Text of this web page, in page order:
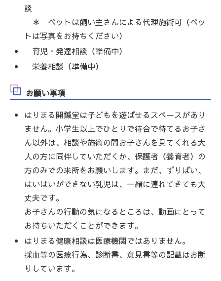
談
＊ ペットは飼い主さんによる代理施術可（ペッ
トは写真をお持ちください）
育児・発達相談（準備中）
栄養相談（準備中）
お願い事項
はりまる開鍼堂は子どもを遊ばせるスペースがあり
ません。小学生以上でひとりで待合で待てるお子さ
ん以外は、相談や施術の間お子さんを見てくれる大
人の方に同伴していただくか、保護者（養育者）の
方のみでの来所をお願いします。まだ、ずりばい、
はいはいができない乳児は、一緒に連れてきても大
丈夫です。
お子さんの行動の気になるところは、動画にとって
お持ちいただくことができます。
はりまる健康相談は医療機関ではありません。
採血等の医療行為、診断書、意見書等の記載はお断
りしています。